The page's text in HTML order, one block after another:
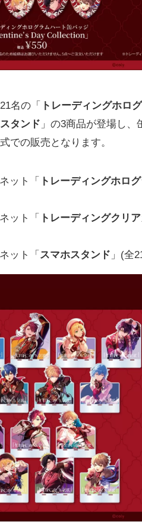
名の「 トレーディングホロ
タンド 」の3商品が登場し、
での販売となります。
ット「 トレーディングホロ
ット「
トレーディングクリ
ット「 スマホスタンド 」(全